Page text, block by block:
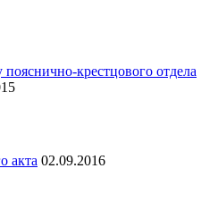
крестцового отдела
акта 02.09.2016